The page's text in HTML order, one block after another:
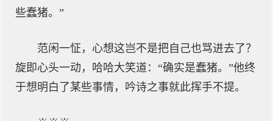
些蠢猪。”
范闲一怔，心想这岂不是把自己也骂进去了？
旋即心头一动，哈哈大笑道：“确实是蠢猪。”他终
于想明白了某些事情，吟诗之事就此挥手不提。